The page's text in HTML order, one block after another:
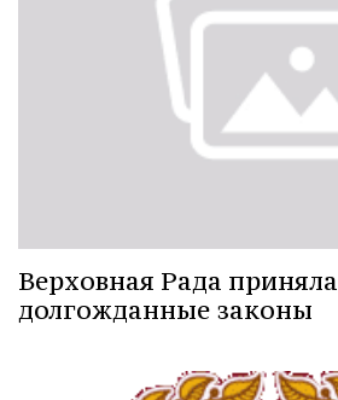
Верховная Рада приняла
долгожданные законы